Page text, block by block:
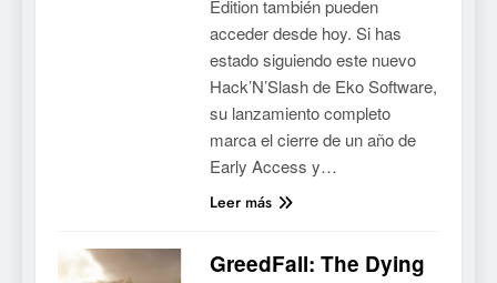
Edition también pueden
acceder desde hoy. Si has
estado siguiendo este nuevo
Hack’N’Slash de Eko Software,
su lanzamiento completo
marca el cierre de un año de
Early Access y…
Leer más
GreedFall: The Dying
Mistbound: Guild Wars
para PC y móviles
NOTICIAS DE VIDEOJUEGOS